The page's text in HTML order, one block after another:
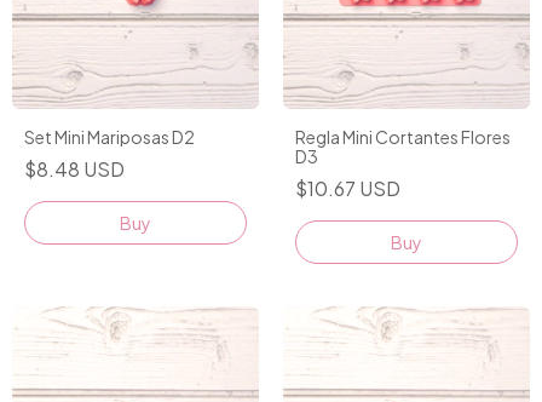
Set Mini Mariposas D2
$8.48 USD
Regla Mini Cortantes Flores
D3
$10.67 USD